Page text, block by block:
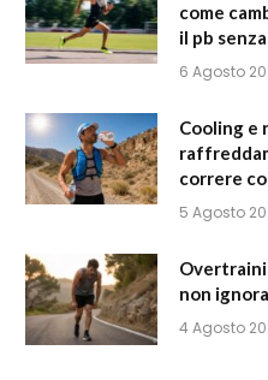
come
il pb
6 Agosto
Cooling
correre
5 Agosto
non
4 Agosto